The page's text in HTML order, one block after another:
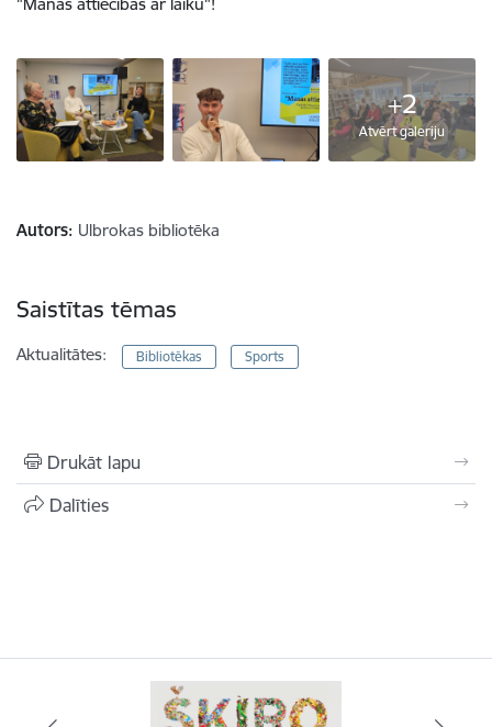
+2
Atvērt galeriju
Autors: Ulbrokas bibliotēka
Saistītas tēmas
Aktualitātes: Bibliotēkas Sports
Drukāt lapu
Dalīties